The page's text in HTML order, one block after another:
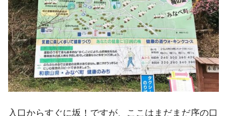
入口からすぐに坂！ですが、ここはまだまだ序の口